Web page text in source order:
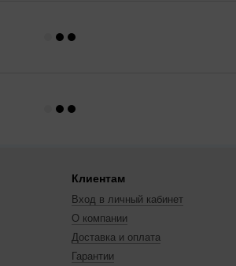
Клиентам
Вход в личный кабинет
О компании
Доставка и оплата
Гарантии